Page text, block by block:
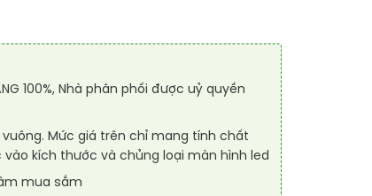
100%, Nhà phân phối được uỷ quyền
Mức giá trên chỉ mang tính chất
kích thước và chủng loại màn hình led
mua sắm